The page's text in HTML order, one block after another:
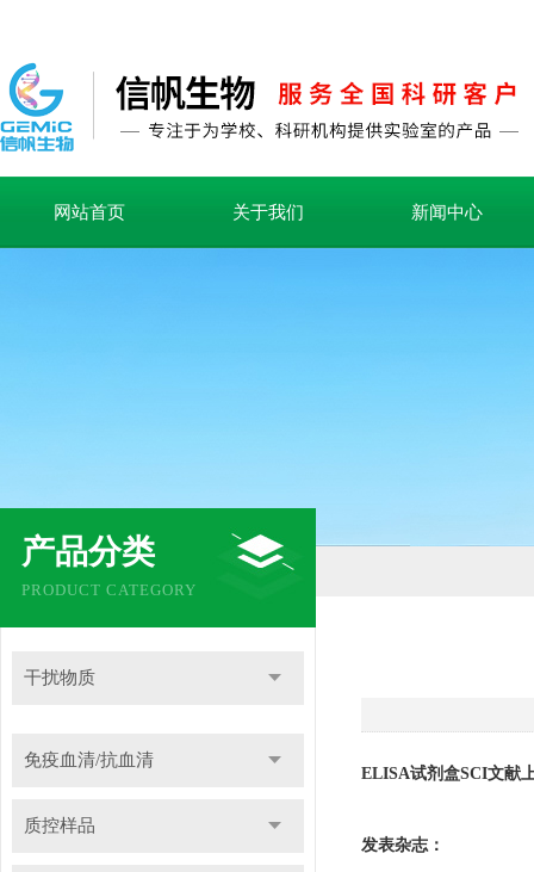
网站首页 关于我们 新闻中心
产品分类
PRODUCT CATEGORY
干扰物质
免疫血清/抗血清
质控样品
ELISA试剂盒SCI文献
发表杂志：